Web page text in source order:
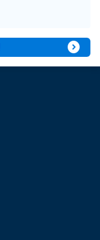
expand_circle_right